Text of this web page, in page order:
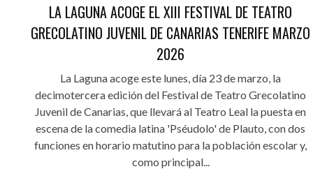
LA LAGUNA ACOGE EL XIII FESTIVAL DE TEATRO
GRECOLATINO JUVENIL DE CANARIAS TENERIFE MARZO
2026
La Laguna acoge este lunes, día 23 de marzo, la
decimotercera edición del Festival de Teatro Grecolatino
Juvenil de Canarias, que llevará al Teatro Leal la puesta en
escena de la comedia latina 'Pséudolo' de Plauto, con dos
funciones en horario matutino para la población escolar y,
como principal...